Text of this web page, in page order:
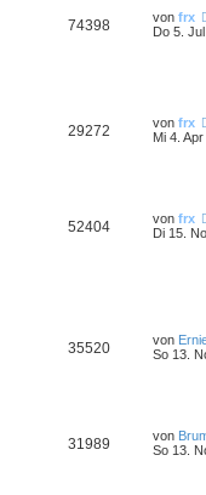
74398 von frx
Do 5.
29272 von frx
Mi 4.
52404 von frx
Di 15.
35520 von
So 13.
31989 von
So 13.